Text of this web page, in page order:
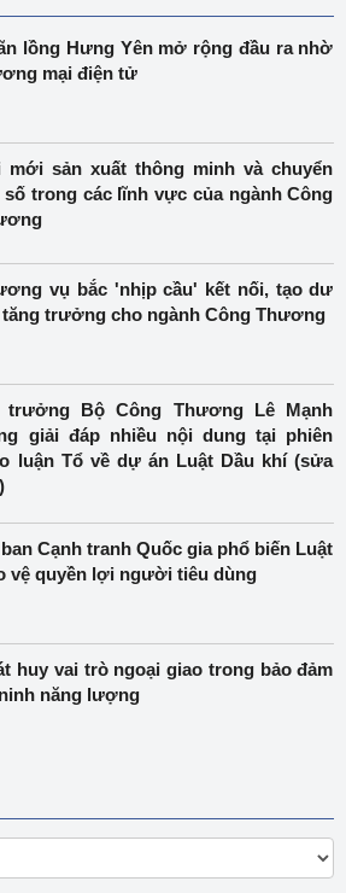
lồng Hưng Yên mở rộng đầu ra nhờ
mại điện tử
mới sản xuất thông minh và chuyển
số trong các lĩnh vực của ngành Công
vụ bắc 'nhịp cầu' kết nối, tạo dư
tăng trưởng cho ngành Công Thương
trưởng Bộ Công Thương Lê Mạnh
giải đáp nhiều nội dung tại phiên
luận Tổ về dự án Luật Dầu khí (sửa
Cạnh tranh Quốc gia phổ biến Luật
vệ quyền lợi người tiêu dùng
huy vai trò ngoại giao trong bảo đảm
năng lượng